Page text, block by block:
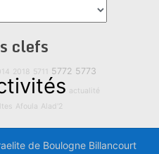
clefs
2018 5711 5772 5773
actualité
Afoula Alad'2
de Boulogne Billancourt